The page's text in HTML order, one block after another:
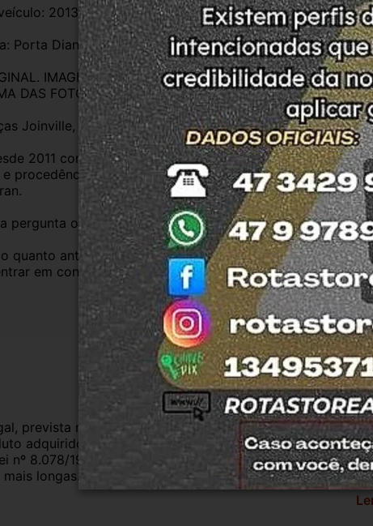
2013
Porta Dianteira Direita
IMAGENS REAIS DO PRODUTO. CONTÉM DETALHE
DAS FOTOS. DUVIDAS, ESTAMOS A DISPOSIÇÃO.
Joinville, empresa credenciada no detran do estado de
2011 com total credibilidade e confiança, todos
procedência, nossas peças são todas usadas,
pergunta ou compra.
quanto antes, caso o cliente prefira retirar na nossa loja
em contato com a equipe Rotasul e tiramos suas
Garantia Certificado de
prevista no Código de Defesa do Consumidor, é de
adquirido.Na impossibilidade de reparar o produto, o
nº 8.078/1990, ou, ainda, a utilização do crédito como
longas. Consulte nossos vendedores. A ga...